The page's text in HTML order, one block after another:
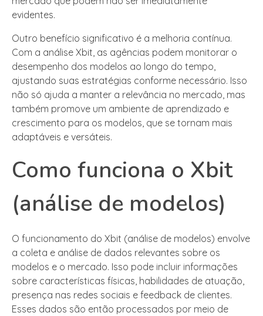
evidentes.
Outro benefício significativo é a melhoria contínua.
Com a análise Xbit, as agências podem monitorar o
desempenho dos modelos ao longo do tempo,
ajustando suas estratégias conforme necessário. Isso
não só ajuda a manter a relevância no mercado, mas
também promove um ambiente de aprendizado e
crescimento para os modelos, que se tornam mais
adaptáveis e versáteis.
Como funciona o Xbit
(análise de modelos)
O funcionamento do Xbit (análise de modelos) envolve
a coleta e análise de dados relevantes sobre os
modelos e o mercado. Isso pode incluir informações
sobre características físicas, habilidades de atuação,
presença nas redes sociais e feedback de clientes.
Esses dados são então processados por meio de